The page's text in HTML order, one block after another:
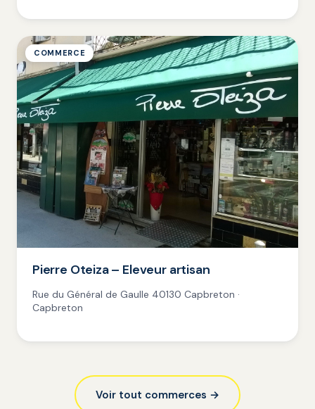
COMMERCE
Pierre Oteiza – Eleveur artisan
Rue du Général de Gaulle 40130 Capbreton ·
Capbreton
Voir tout commerces →